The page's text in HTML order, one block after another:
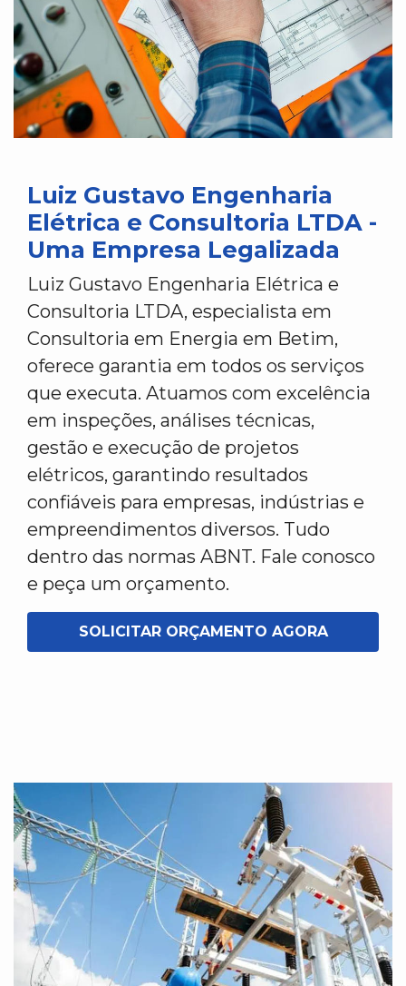
Luiz Gustavo Engenharia
Elétrica e Consultoria LTDA -
Uma Empresa Legalizada
Luiz Gustavo Engenharia Elétrica e
Consultoria LTDA, especialista em
Consultoria em Energia em Betim,
oferece garantia em todos os serviços
que executa. Atuamos com excelência
em inspeções, análises técnicas,
gestão e execução de projetos
elétricos, garantindo resultados
confiáveis para empresas, indústrias e
empreendimentos diversos. Tudo
dentro das normas ABNT. Fale conosco
e peça um orçamento.
SOLICITAR ORÇAMENTO AGORA